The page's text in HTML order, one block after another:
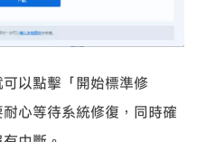
以點擊「開始標準修
心等待系統修復，同時確